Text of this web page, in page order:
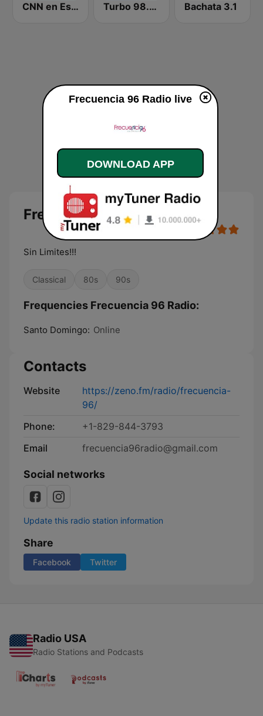
CNN en Español Turbo 98.3 FM Bachata 3.1
Frecuencia 96 Radio
Sin Limites!!!
Classical 80s 90s
Frequencies Frecuencia 96 Radio:
Santo Domingo: Online
Contacts
Website
https://zeno.fm/radio/frecuencia-
96/
Phone:
+1-829-844-3793
Email
frecuencia96radio@gmail.com
Social networks
Update this radio station information
Share
Facebook Twitter
Radio USA
Radio Stations and Podcasts
Frecuencia 96 Radio live
DOWNLOAD APP